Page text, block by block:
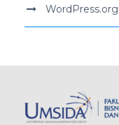
WordPress.org